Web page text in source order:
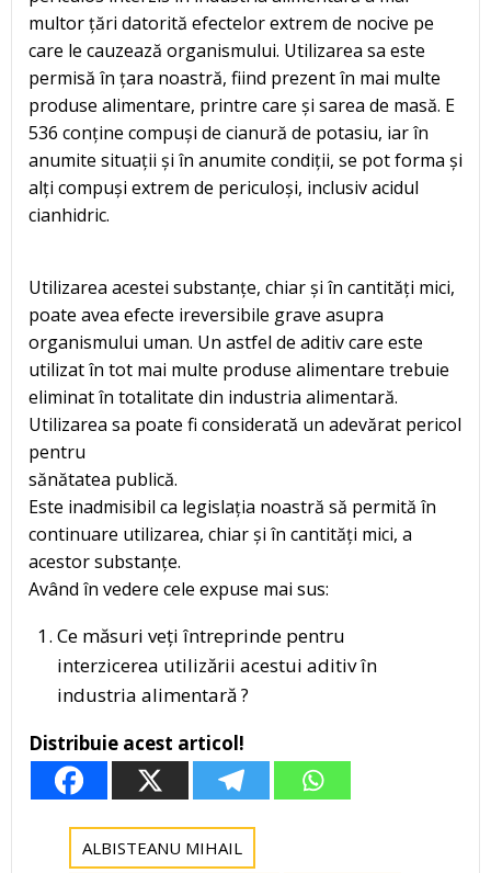
multor țări datorită efectelor extrem de nocive pe
care le cauzează organismului. Utilizarea sa este
permisă în țara noastră, fiind prezent în mai multe
produse alimentare, printre care și sarea de masă. E
536 conține compuși de cianură de potasiu, iar în
anumite situații și în anumite condiții, se pot forma și
alți compuși extrem de periculoși, inclusiv acidul
cianhidric.
Utilizarea acestei substanțe, chiar și în cantități mici,
poate avea efecte ireversibile grave asupra
organismului uman. Un astfel de aditiv care este
utilizat în tot mai multe produse alimentare trebuie
eliminat în totalitate din industria alimentară.
Utilizarea sa poate fi considerată un adevărat pericol
pentru
sănătatea publică.
Este inadmisibil ca legislația noastră să permită în
continuare utilizarea, chiar și în cantități mici, a
acestor substanțe.
Având în vedere cele expuse mai sus:
Ce măsuri veți întreprinde pentru
interzicerea utilizării acestui aditiv în
industria alimentară ?
Distribuie acest articol!
ALBISTEANU MIHAIL